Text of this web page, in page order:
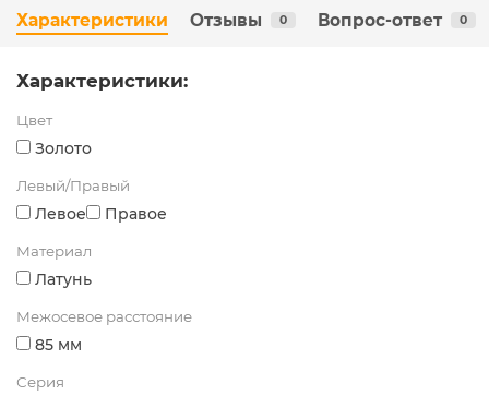
Характеристики Отзывы 0 Вопрос-ответ 0
Характеристики:
Цвет
Золото
Левый/Правый
Левое Правое
Материал
Латунь
Межосевое расстояние
85 мм
Серия